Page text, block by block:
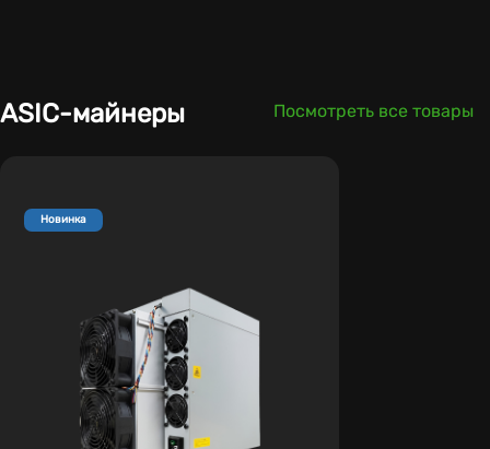
ASIC-майнеры Посмотреть все товары
Новинка